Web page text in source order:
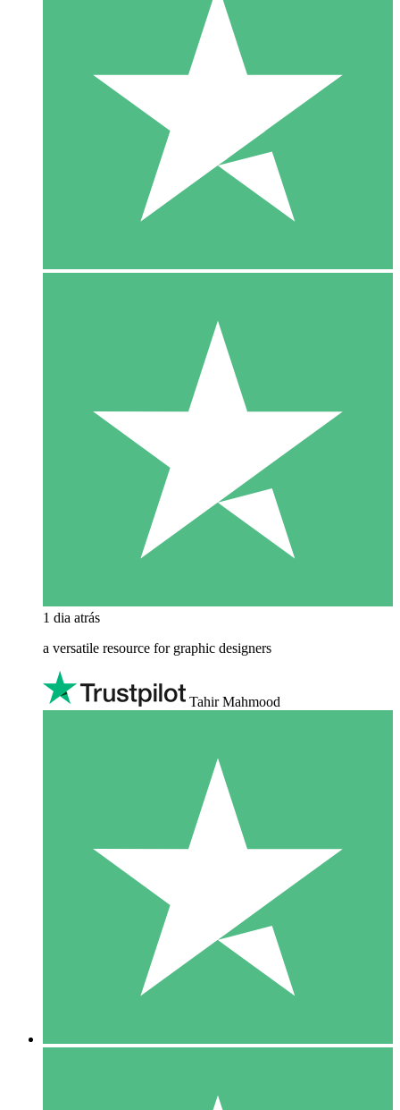
1 dia atrás
a versatile resource for graphic designers
Tahir Mahmood